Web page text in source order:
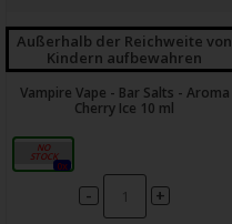
Außerhalb der Reichweite von
Kindern aufbewahren
Vampire Vape - Bar Salts - Aroma
Cherry Ice 10 ml
10ml
0x
- +